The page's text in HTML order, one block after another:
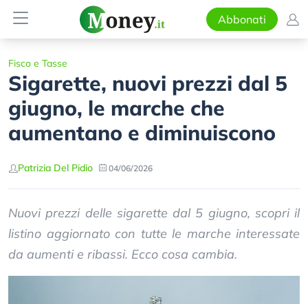
Abbonati
Fisco e Tasse
Sigarette, nuovi prezzi dal 5
giugno, le marche che
aumentano e diminuiscono
Patrizia Del Pidio 04/06/2026
Nuovi prezzi delle sigarette dal 5 giugno, scopri il
listino aggiornato con tutte le marche interessate
da aumenti e ribassi. Ecco cosa cambia.